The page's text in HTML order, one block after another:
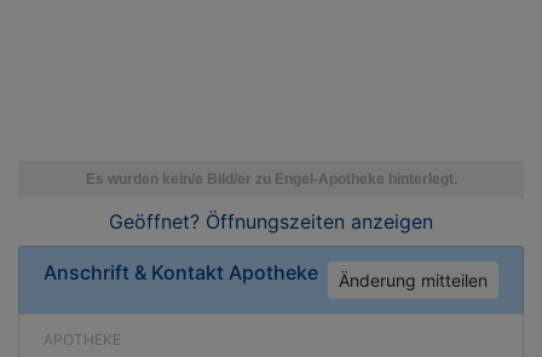
Geöffnet? Öffnungszeiten anzeigen
Anschrift & Kontakt Apotheke Änderung mitteilen
APOTHEKE